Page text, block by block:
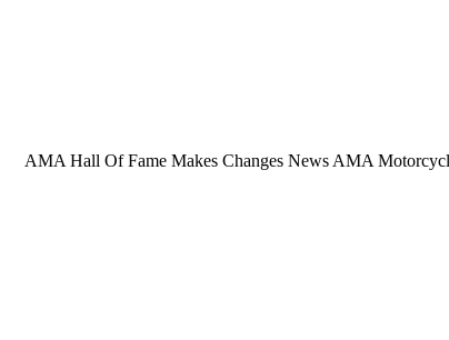
AMA Hall Of Fame Makes Changes News AMA